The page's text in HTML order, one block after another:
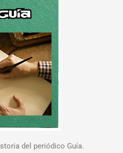
del periódico Guía.